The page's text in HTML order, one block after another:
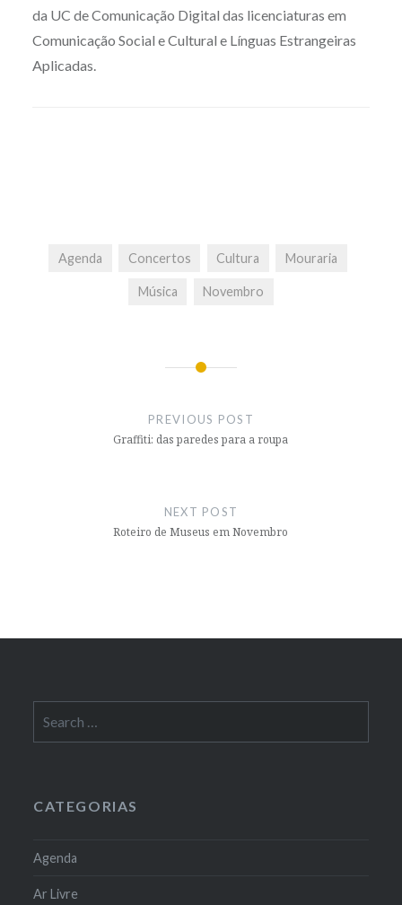
da UC de Comunicação Digital das licenciaturas em
Comunicação Social e Cultural e Línguas Estrangeiras
Aplicadas.
Agenda Concertos Cultura Mouraria
Música Novembro
PREVIOUS POST
Graffiti: das paredes para a roupa
NEXT POST
Roteiro de Museus em Novembro
for:
CATEGORIAS
Agenda
Ar Livre